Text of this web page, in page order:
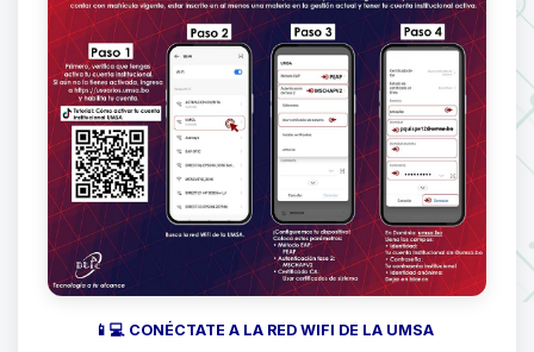
📱💻 CONÉCTATE A LA RED WIFI DE LA UMSA